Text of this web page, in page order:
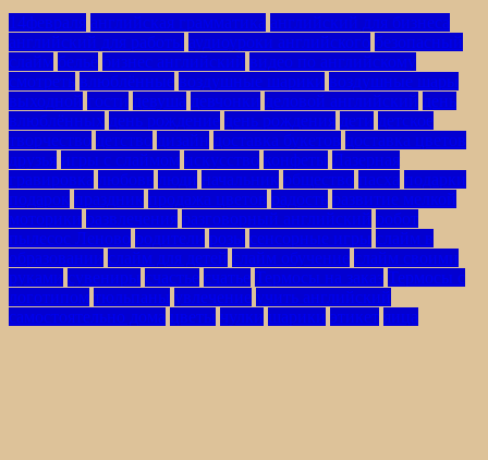
14февраля английская грамматика английский для бизнеса
английский для работы аудиоуроки английского безопасный
слайм бельё бизнес английский видео по английскому
смотреть влюблённые воздушные шарики воздушные шары
выходной гости девуша девчонки деловой английский
день
влюблённых
день рождение день рождения дети
детское
творчество детство дизайн доставка букетов доставка цветов
друзья игры с слаймом искусство конфеты Лазерная
гравировка любовь люди начальник общество пасха подарки
подарок праздник продажа цветов радость развитие мелкой
моторики развлечения разговорный английский робот
пылесос Леново родители розы сенсорные игры слайм в
образовании слайм для детей слайм обучение слайм своими
руками сувениры счастье счатье Термосы на заказ Термосы с
логотипом тюльпаны увлечение учить английский
самостоятельно дома цветы чулки шарики этикет яица